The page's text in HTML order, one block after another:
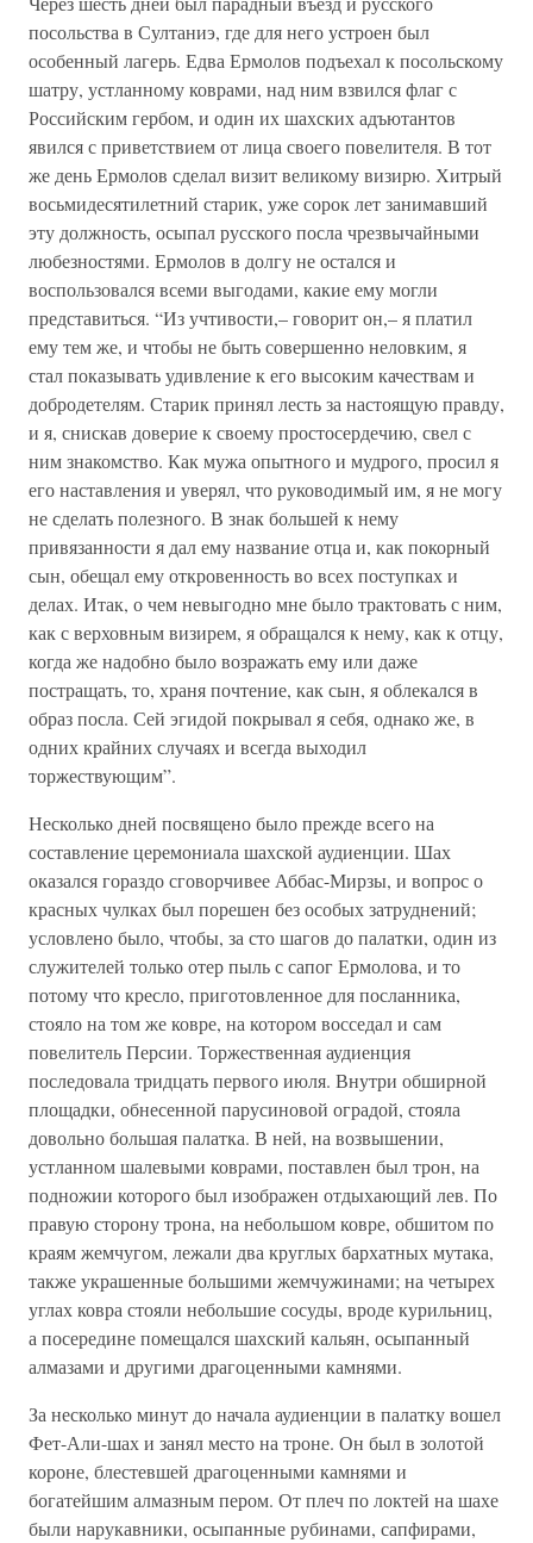
посольства в Султаниэ, где для него устроен был
особенный лагерь. Едва Ермолов подъехал к посольскому
шатру, устланному коврами, над ним взвился флаг с
Российским гербом, и один их шахских адъютантов
явился с приветствием от лица своего повелителя. В тот
же день Ермолов сделал визит великому визирю. Хитрый
восьмидесятилетний старик, уже сорок лет занимавший
эту должность, осыпал русского посла чрезвычайными
любезностями. Ермолов в долгу не остался и
воспользовался всеми выгодами, какие ему могли
представиться. “Из учтивости,– говорит он,– я платил
ему тем же, и чтобы не быть совершенно неловким, я
стал показывать удивление к его высоким качествам и
добродетелям. Старик принял лесть за настоящую правду,
и я, снискав доверие к своему простосердечию, свел с
ним знакомство. Как мужа опытного и мудрого, просил я
его наставления и уверял, что руководимый им, я не могу
не сделать полезного. В знак большей к нему
привязанности я дал ему название отца и, как покорный
сын, обещал ему откровенность во всех поступках и
делах. Итак, о чем невыгодно мне было трактовать с ним,
как с верховным визирем, я обращался к нему, как к отцу,
когда же надобно было возражать ему или даже
постращать, то, храня почтение, как сын, я облекался в
образ посла. Сей эгидой покрывал я себя, однако же, в
одних крайних случаях и всегда выходил
торжествующим”.
Несколько дней посвящено было прежде всего на
составление церемониала шахской аудиенции. Шах
оказался гораздо сговорчивее Аббас-Мирзы, и вопрос о
красных чулках был порешен без особых затруднений;
условлено было, чтобы, за сто шагов до палатки, один из
служителей только отер пыль с сапог Ермолова, и то
потому что кресло, приготовленное для посланника,
стояло на том же ковре, на котором восседал и сам
повелитель Персии. Торжественная аудиенция
последовала тридцать первого июля. Внутри обширной
площадки, обнесенной парусиновой оградой, стояла
довольно большая палатка. В ней, на возвышении,
устланном шалевыми коврами, поставлен был трон, на
подножии которого был изображен отдыхающий лев. По
правую сторону трона, на небольшом ковре, обшитом по
краям жемчугом, лежали два круглых бархатных мутака,
также украшенные большими жемчужинами; на четырех
углах ковра стояли небольшие сосуды, вроде курильниц,
а посередине помещался шахский кальян, осыпанный
алмазами и другими драгоценными камнями.
За несколько минут до начала аудиенции в палатку вошел
Фет-Али-шах и занял место на троне. Он был в золотой
короне, блестевшей драгоценными камнями и
богатейшим алмазным пером. От плеч по локтей на шахе
были нарукавники, осыпанные рубинами, сапфирами,